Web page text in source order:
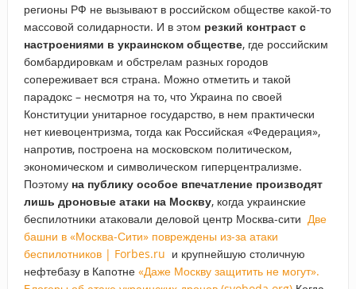
регионы РФ не вызывают в российском обществе какой-то
массовой солидарности. И в этом резкий контраст с
настроениями в украинском обществе, где российским
бомбардировкам и обстрелам разных городов
сопереживает вся страна. Можно отметить и такой
парадокс – несмотря на то, что Украина по своей
Конституции унитарное государство, в нем практически
нет киевоцентризма, тогда как Российская «Федерация»,
напротив, построена на московском политическом,
экономическом и символическом гиперцентрализме.
Поэтому на публику особое впечатление производят
лишь дроновые атаки на Москву, когда украинские
беспилотники атаковали деловой центр Москва-сити Две
башни в «Москва-Сити» повреждены из-за атаки
беспилотников | Forbes.ru и крупнейшую столичную
нефтебазу в Капотне «Даже Москву защитить не могут».